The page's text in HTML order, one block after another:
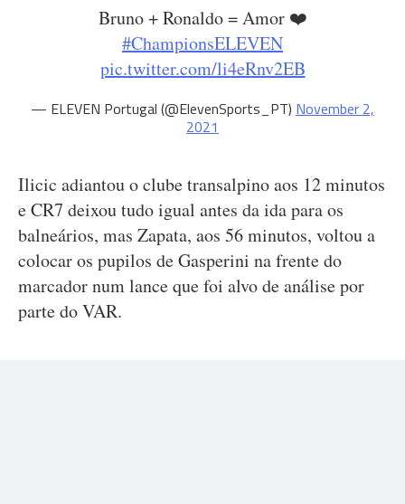
Bruno + Ronaldo = Amor ❤️
#ChampionsELEVEN
pic.twitter.com/li4eRnv2EB
— ELEVEN Portugal (@ElevenSports_PT) November 2,
2021
Ilicic adiantou o clube transalpino aos 12 minutos
e CR7 deixou tudo igual antes da ida para os
balneários, mas Zapata, aos 56 minutos, voltou a
colocar os pupilos de Gasperini na frente do
marcador num lance que foi alvo de análise por
parte do VAR.